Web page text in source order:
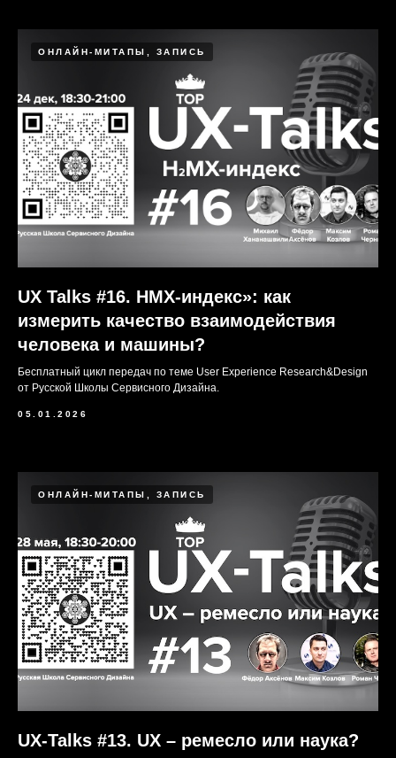
ОНЛАЙН-МИТАПЫ, ЗАПИСЬ
UX Talks #16. HMX-индекс»: как
измерить качество взаимодействия
человека и машины?
Бесплатный цикл передач по теме User Experience Research&Design
от Русской Школы Сервисного Дизайна.
05.01.2026
ОНЛАЙН-МИТАПЫ, ЗАПИСЬ
UX-Talks #13. UX – ремесло или наука?